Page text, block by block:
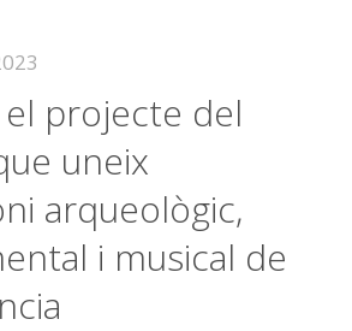
el projecte del
uneix
arqueològic,
i musical de